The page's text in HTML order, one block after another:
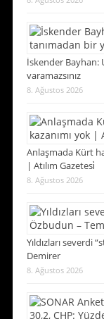
İskender Bayhan:
varamazsınız
8. Ağustos 2026
Anlaşmada Kürt
| Atılım Gazetesi̇
8. Ağustos 2026
Yıldızları severdi
Demirer
8. Ağustos 2026